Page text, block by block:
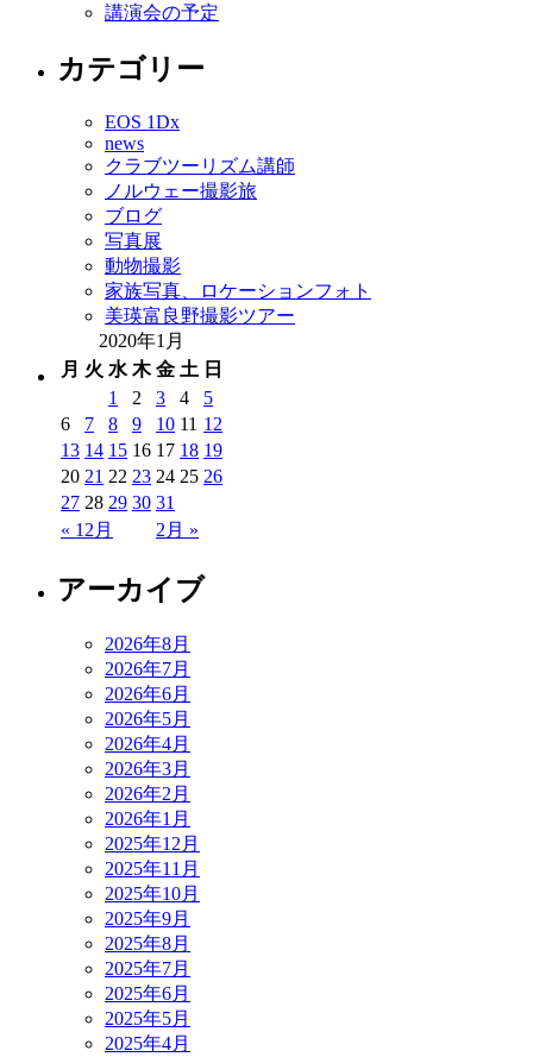
講演会の予定
カテゴリー
EOS 1Dx
news
クラブツーリズム講師
ノルウェー撮影旅
ブログ
写真展
動物撮影
家族写真、ロケーションフォト
美瑛富良野撮影ツアー
2020年1月
月 火 水 木 金 土 日
« 12月 2月 »
1 2 3 4
5
6
7 8 9 10 11 12
13 14 15 16 17 18 19
20 21 22 23 24 25 26
27 28 29 30 31
アーカイブ
2026年8月
2026年7月
2026年6月
2026年5月
2026年4月
2026年3月
2026年2月
2026年1月
2025年12月
2025年11月
2025年10月
2025年9月
2025年8月
2025年7月
2025年6月
2025年5月
2025年4月